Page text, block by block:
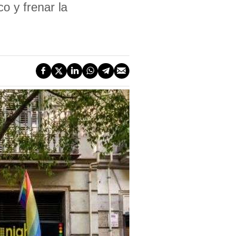
y frenar la